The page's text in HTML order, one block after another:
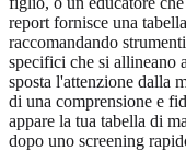
report fornisce una
raccomandando
specifici che si allineano
sposta l'attenzione dalla
di una comprensione e
appare la tua tabella di
dopo uno screening